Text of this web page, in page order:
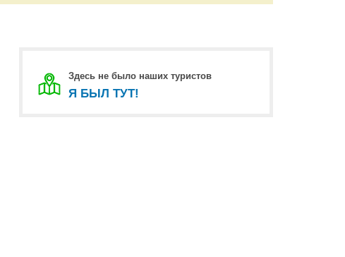
Здесь не было наших туристов
Я БЫЛ ТУТ!